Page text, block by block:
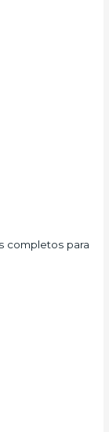
completos para